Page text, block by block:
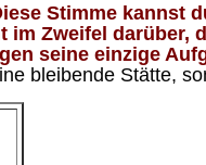
Stimme kannst
Zweifel
seine einzige
bleibende Stätte,